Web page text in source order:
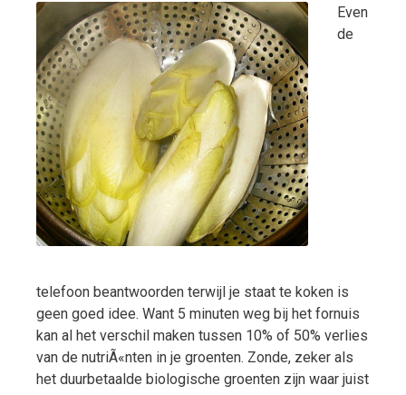
Even
de
telefoon beantwoorden terwijl je staat te koken is
geen goed idee. Want 5 minuten weg bij het fornuis
kan al het verschil maken tussen 10% of 50% verlies
van de nutriÃ«nten in je groenten. Zonde, zeker als
het duurbetaalde biologische groenten zijn waar juist